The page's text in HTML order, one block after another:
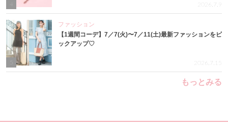
4 2026.7.9
ファッション
【1週間コーデ】7／7(火)〜7／11(土)最新ファッションをピ
ックアップ♡
2026.7.15
もっとみる